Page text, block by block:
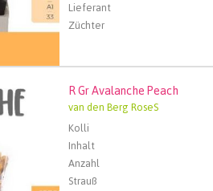
Lieferant
Züchter
R Gr Avalanche Peach
van den Berg RoseS
Kolli
Inhalt
Anzahl
Strauß
ein Abfartdatum.